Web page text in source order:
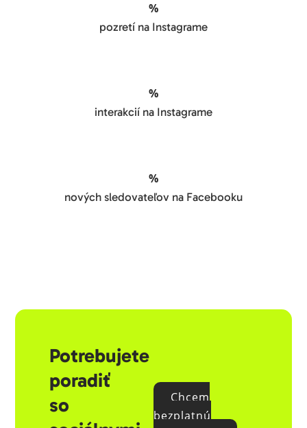
%
pozretí na Instagrame
%
interakcií na Instagrame
%
nových sledovateľov na Facebooku
Potrebujete
poradiť
so
Chcem
bezplatnú